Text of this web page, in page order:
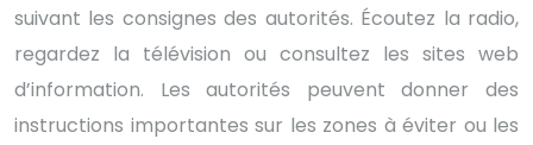
suivant les consignes des autorités. Écoutez la radio,
regardez la télévision ou consultez les sites web
d’information. Les autorités peuvent donner des
instructions importantes sur les zones à éviter ou les